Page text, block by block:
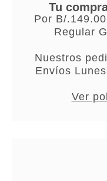
Tu
Por B/
Regular
Nuestros
Envíos
Ver